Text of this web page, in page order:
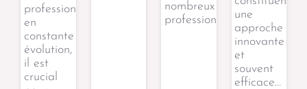
professionnel
en
constante
évolution,
il est
crucial
nombreux
professionnels…une
approche
innovante
et
souvent
efficace…